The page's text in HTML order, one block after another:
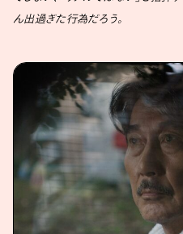
ん出過ぎた行為だろう。